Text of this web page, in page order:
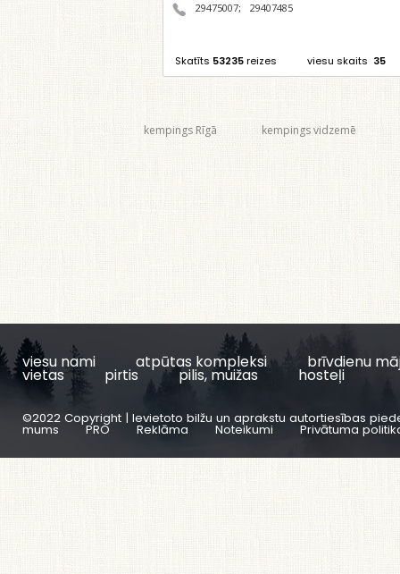
29475007; 29407485
Skatīts 53235reizes viesu skaits 35
kempings Rīgā kempings vidzemē
viesu nami atpūtas kompleksi brīvdienu
vietas pirtis pilis, muižas hosteļi
©2022 Copyright | Ievietoto bilžu un aprakstu autortiesības
mums PRO Reklāma Noteikumi Privātuma